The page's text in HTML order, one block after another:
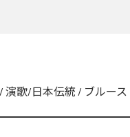
/ 演歌/日本伝統 / ブルース